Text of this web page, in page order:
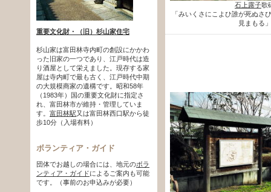
石上露子歌
「みいくさにこよひ誰が死ぬさ
見まもる」
重要文化財・（旧）杉山家住宅
杉山家は富田林寺内町の創設にかかわ
った旧家の一つであり、江戸時代は造
り酒屋として栄えました。現存する家
屋は寺内町で最も古く、江戸時代中期
の大規模商家の遺構です。昭和58年
（1983年）国の重要文化財に指定さ
れ、富田林市が維持・管理していま
す。 富田林駅又は富田林西口駅から徒
歩10分（入場有料）
ボランティア・ガイド
団体でお越しの場合には、地元のボラ
ンティア・ガイドによるご案内も可能
です。（事前のお申込みが必要）